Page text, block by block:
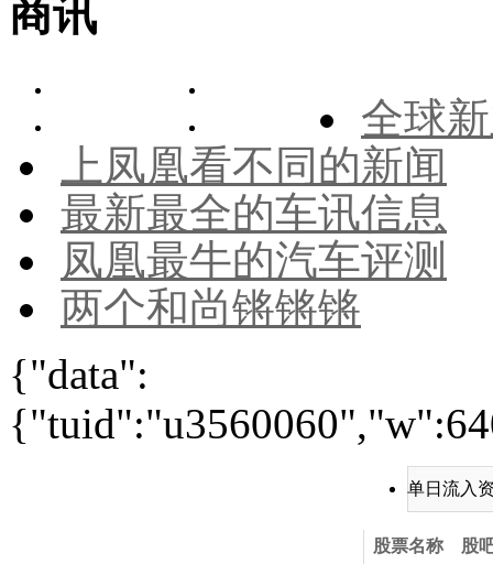
商讯
全球
上凤凰看不同的新闻
最新最全的车讯信息
凤凰最牛的汽车评测
两个和尚锵锵锵
{"data":
单日流入
股票名称 股